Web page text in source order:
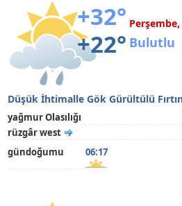
+32°
+22°
Perşembe,
Bulutlu
Düşük İhtimalle Gök Gürültülü
yağmur Olasılığı
rüzgâr west
gündoğumu
06:17